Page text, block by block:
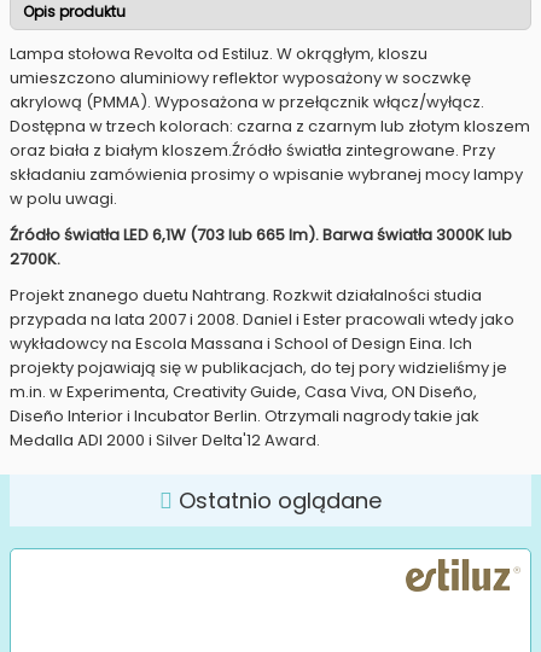
Opis produktu
Lampa stołowa Revolta od Estiluz. W okrągłym, kloszu
umieszczono aluminiowy reflektor wyposażony w soczwkę
akrylową (PMMA). Wyposażona w przełącznik włącz/wyłącz.
Dostępna w trzech kolorach: czarna z czarnym lub złotym kloszem
oraz biała z białym kloszem.Źródło światła zintegrowane. Przy
składaniu zamówienia prosimy o wpisanie wybranej mocy lampy
w polu uwagi.
Źródło światła LED 6,1W (703 lub 665 lm). Barwa światła 3000K lub
2700K.
Projekt znanego duetu Nahtrang. Rozkwit działalności studia
przypada na lata 2007 i 2008. Daniel i Ester pracowali wtedy jako
wykładowcy na Escola Massana i School of Design Eina. Ich
projekty pojawiają się w publikacjach, do tej pory widzieliśmy je
m.in. w Experimenta, Creativity Guide, Casa Viva, ON Diseño,
Diseño Interior i Incubator Berlin. Otrzymali nagrody takie jak
Medalla ADI 2000 i Silver Delta'12 Award.
Ostatnio oglądane